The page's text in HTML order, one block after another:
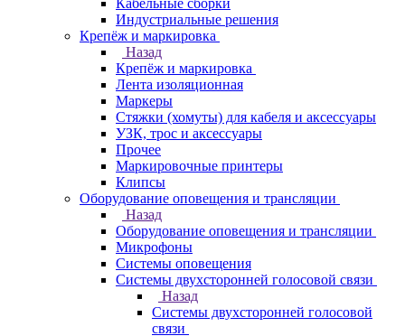
Кабельные сборки
Индустриальные решения
Крепёж и маркировка
Назад
Крепёж и маркировка
Лента изоляционная
Маркеры
Стяжки (хомуты) для кабеля и аксессуары
УЗК, трос и аксессуары
Прочее
Маркировочные принтеры
Клипсы
Оборудование оповещения и трансляции
Назад
Оборудование оповещения и трансляции
Микрофоны
Системы оповещения
Системы двухсторонней голосовой связи
Назад
Системы двухсторонней голосовой
связи